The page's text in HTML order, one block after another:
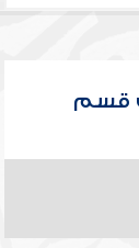
قسم